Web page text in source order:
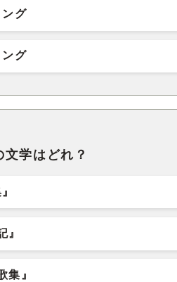
グ
グ
文学はどれ？
』
集』